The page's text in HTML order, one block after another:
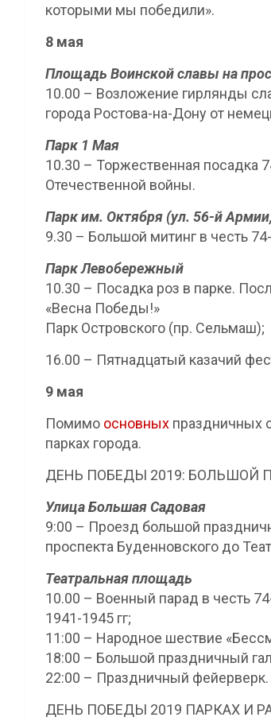
которыми мы победили».
8 мая
Площадь Воинской славы на
10.00 – Возложение гирлянды
города Ростова-на-Дону от
Парк 1 Мая
10.30 – Торжественная посадка
Отечественной войны.
Парк им. Октября (ул. 56-й
9.30 – Большой митинг в честь
Парк Левобережный
10.30 – Посадка роз в парке.
«Весна Победы!»
Парк Островского (пр. Сельмаш);
16.00 – Пятнадцатый казачий
9 мая
Помимо основных праздничных
парках города.
ДЕНЬ ПОБЕДЫ 2019: БОЛЬШОЙ
Улица Большая Садовая
9:00 – Проезд большой
проспекта Буденновского до
Театральная площадь
10.00 – Военный парад в честь
1941-1945 гг;
11:00 – Народное шествие
18:00 – Большой праздничный
22:00 – Праздничный фейерверк.
ДЕНЬ ПОБЕДЫ 2019 ПАРКАХ И